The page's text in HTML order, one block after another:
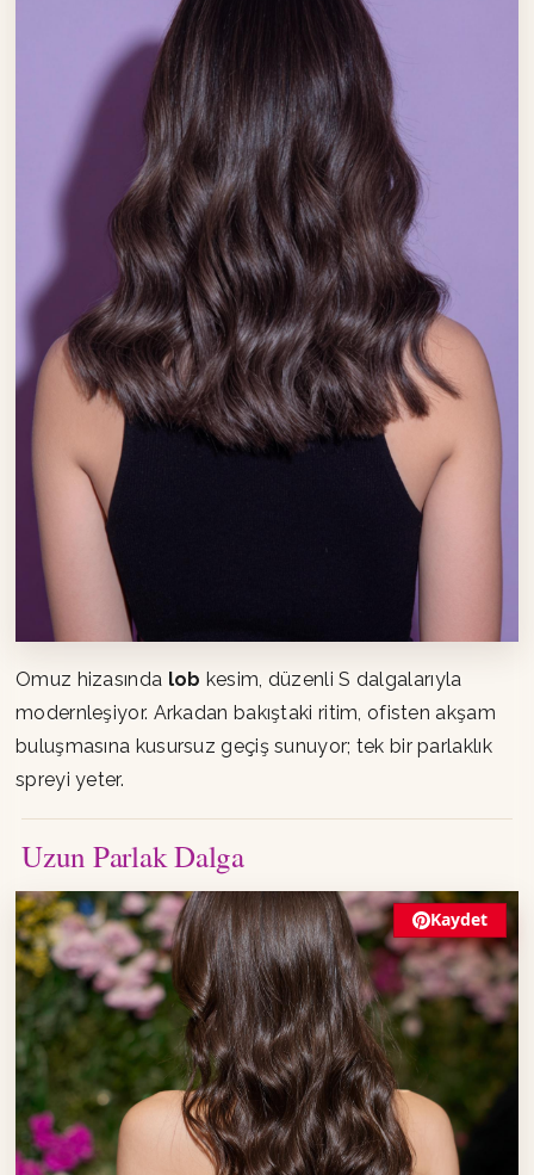
Omuz hizasında lob kesim, düzenli S dalgalarıyla
modernleşiyor. Arkadan bakıştaki ritim, ofisten akşam
buluşmasına kusursuz geçiş sunuyor; tek bir parlaklık
spreyi yeter.
Uzun Parlak Dalga
Kaydet